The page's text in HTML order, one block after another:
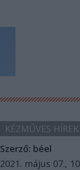
KÉZMŰVES HÍREK
Szerző: béel
2021. május 07.,